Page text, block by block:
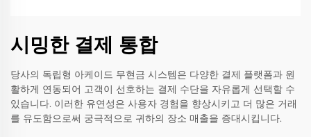
시밍한 결제 통합
당사의 독립형 아케이드 무현금 시스템은 다양한 결제 플랫폼과 원
활하게 연동되어 고객이 선호하는 결제 수단을 자유롭게 선택할 수
있습니다. 이러한 유연성은 사용자 경험을 향상시키고 더 많은 거래
를 유도함으로써 궁극적으로 귀하의 장소 매출을 증대시킵니다.